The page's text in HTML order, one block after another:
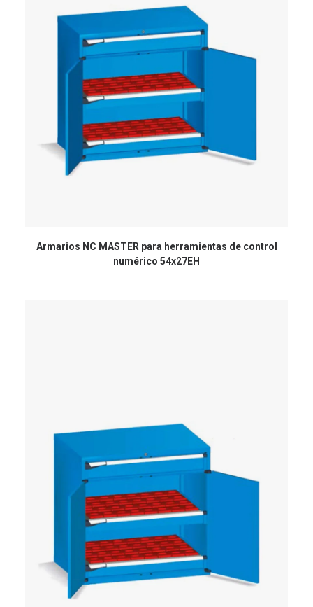
Armarios NC MASTER para herramientas de control
numérico 54x27EH